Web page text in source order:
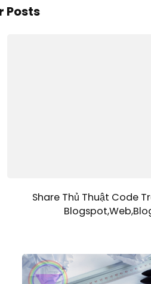
Posts
Share Thủ Thuật Code